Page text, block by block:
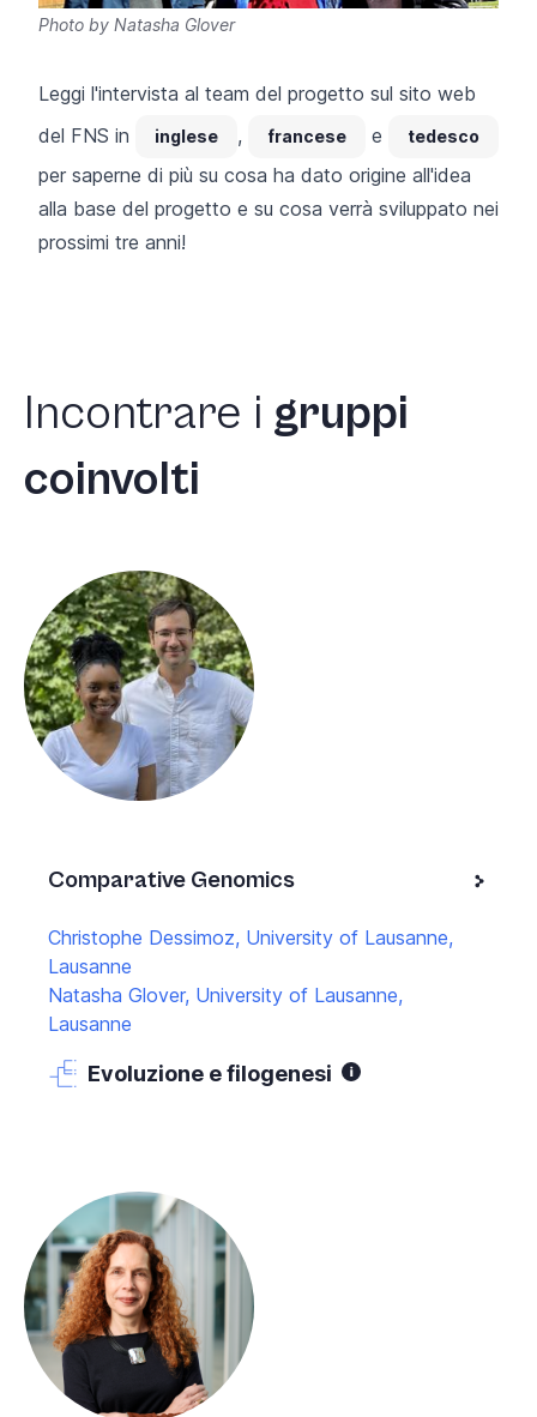
Photo by Natasha Glover
Leggi l'intervista al team del progetto sul sito web
del FNS in
inglese , francese e tedesco
per saperne di più su cosa ha dato origine all'idea
alla base del progetto e su cosa verrà sviluppato nei
prossimi tre anni!
Incontrare i gruppi
coinvolti
Comparative Genomics
Christophe Dessimoz, University of Lausanne,
Lausanne
Natasha Glover, University of Lausanne,
Lausanne
Evoluzione e filogenesi